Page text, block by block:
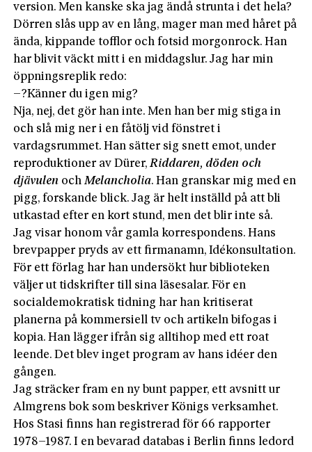
version. Men kanske ska jag ändå strunta i det hela?
Dörren slås upp av en lång, mager man med håret på
ända, kippande tofflor och fotsid morgonrock. Han
har blivit väckt mitt i en middagslur. Jag har min
öppningsreplik redo:
–?Känner du igen mig?
Nja, nej, det gör han inte. Men han ber mig stiga in
och slå mig ner i en fåtölj vid fönstret i
vardagsrummet. Han sätter sig snett emot, under
reproduktioner av Dürer,Riddaren, döden och
djävulen ochMelancholia. Han granskar mig med en
pigg, forskande blick. Jag är helt inställd på att bli
utkastad efter en kort stund, men det blir inte så.
Jag visar honom vår gamla korrespondens. Hans
brevpapper pryds av ett firmanamn, Idékonsultation.
För ett förlag har han undersökt hur biblioteken
väljer ut tidskrifter till sina läsesalar. För en
socialdemokratisk tidning har han kritiserat
planerna på kommersiell tv och artikeln bifogas i
kopia. Han lägger ifrån sig alltihop med ett roat
leende. Det blev inget program av hans idéer den
gången.
Jag sträcker fram en ny bunt papper, ett avsnitt ur
Almgrens bok som beskriver Königs verksamhet.
Hos Stasi finns han registrerad för 66 rapporter
1978–1987. I en bevarad databas i Berlin finns ledord